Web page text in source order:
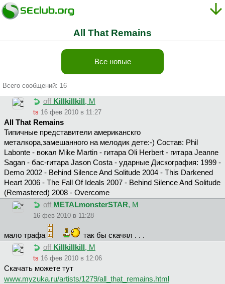
All That Remains
Все новые
Всего сообщений: 16
off Killkillkill , М
ts 16 фев 2010 в 11:27
All That Remains
Типичные представители американскго
металкора,замешанного на мелодик дете:-) Состав: Phil
Labonte - вокал Mike Martin - гитара Oli Herbert - гитара Jeanne
Sagan - бас-гитара Jason Costa - ударные Дискография: 1999 -
Demo 2002 - Behind Silence And Solitude 2004 - This Darkened
Heart 2006 - The Fall Of Ideals 2007 - Behind Silence And Solitude
(Remastered) 2008 - Overcome
off METALmonsterSTAR, М
16 фев 2010 в 11:28
мало трафа
так бы скачял . . .
off Killkillkill , М
ts 16 фев 2010 в 12:06
Скачать можете тут
www.myzuka.ru/artists/1279/all_that_remains.html